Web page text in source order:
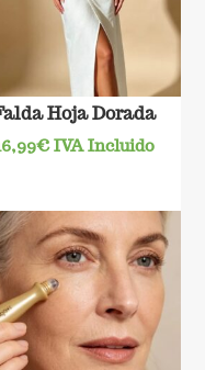
Hoja Dorada
€ IVA Incluido